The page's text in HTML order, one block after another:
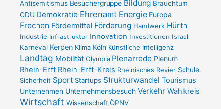
r
a
m
o
k
-
f
Antisemitismus Besuchergruppe Bildung Brauchtum
CDU Demokratie Ehrenamt Energie Europa
Frechen Fördermittel Förderung Handwerk Hürth
Industrie Infrastruktur Innovation Investitionen Israel
Karneval Kerpen Klima Köln Künstliche Intelligenz
Landtag Mobilität Olympia Plenarrede Plenum
Rhein-Erft Rhein-Erft-Kreis Rheinisches Revier Schule
Sicherheit Sport Startups Strukturwandel Tourismus
Unternehmen Unternehmensbesuch Verkehr Wahlkreis
Wirtschaft Wissenschaft ÖPNV